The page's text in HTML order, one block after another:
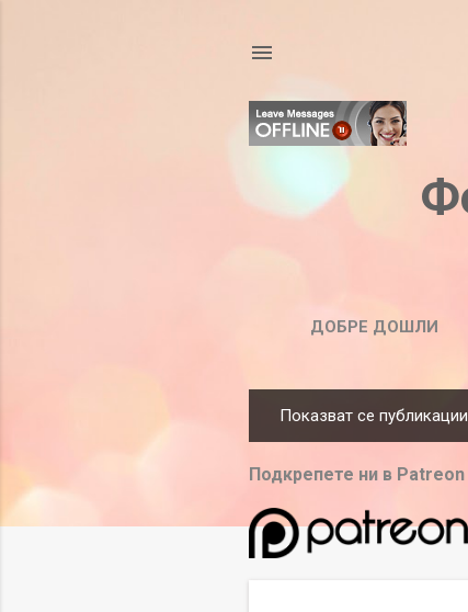
ДОБРЕ ДОШЛИ
б
л
и
к
Показват се
Подкрепете ни в Patreon